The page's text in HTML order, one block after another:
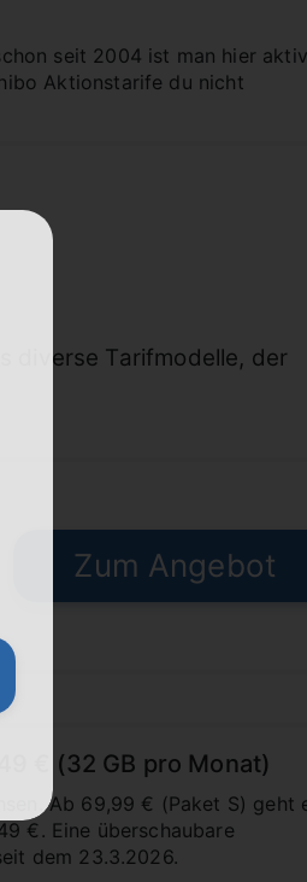
seit 2004 ist man hier
Aktionstarife du nicht
diverse Tarifmodelle, der
Zum Angebot
€ (32 GB pro Monat)
Ab 69,99 € (Paket S) geht
€. Eine überschaubare
dem 23.3.2026.